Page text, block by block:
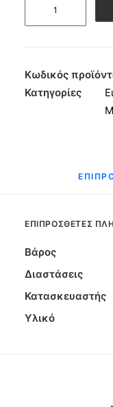
30x15
ποσότητα
Κωδικός
Κατηγορίες
ΕΠΙΠΡΌΣΘΕΤΕΣ
Βάρος
Διαστάσεις
Κατασκευαστής
Υλικό